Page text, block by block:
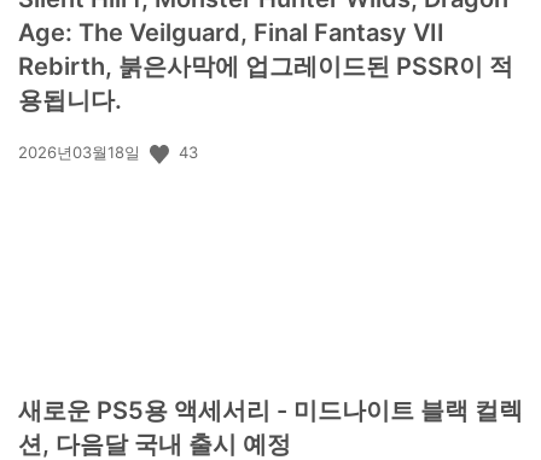
Age: The Veilguard, Final Fantasy VII
Rebirth, 붉은사막에 업그레이드된 PSSR이 적
용됩니다.
공
2026년03월18일 43
새로운 PS5용 액세서리 - 미드나이트 블랙 컬렉
션, 다음달 국내 출시 예정